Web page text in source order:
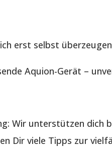
erst selbst
Aquion-Gerät –
Wir unterstützen dich
Dir viele Tipps zur